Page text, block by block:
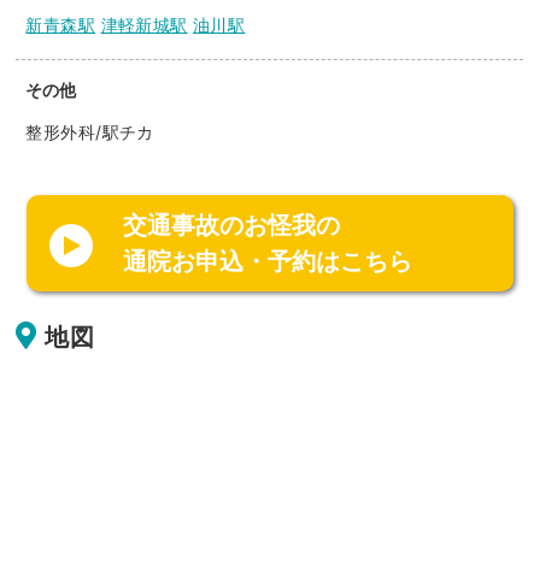
新青森駅 津軽新城駅 油川駅
その他
整形外科/駅チカ
交通事故のお怪我の
通院お申込・予約はこちら
地図